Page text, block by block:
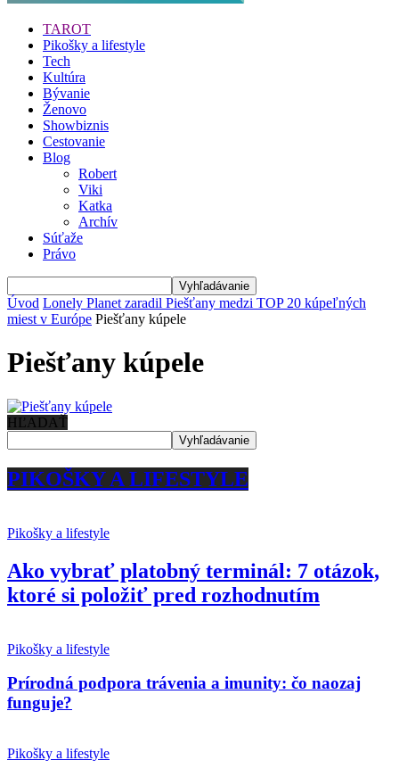
TAROT
Pikošky a lifestyle
Tech
Kultúra
Bývanie
Ženovo
Showbiznis
Cestovanie
Blog
Robert
Viki
Katka
Archív
Súťaže
Právo
Úvod Lonely Planet zaradil Piešťany medzi TOP 20 kúpeľných
miest v Európe Piešťany kúpele
Piešťany kúpele
HĽADAŤ
PIKOŠKY A LIFESTYLE
Pikošky a lifestyle
Ako vybrať platobný terminál: 7 otázok,
ktoré si položiť pred rozhodnutím
Pikošky a lifestyle
Prírodná podpora trávenia a imunity: čo naozaj
funguje?
Pikošky a lifestyle